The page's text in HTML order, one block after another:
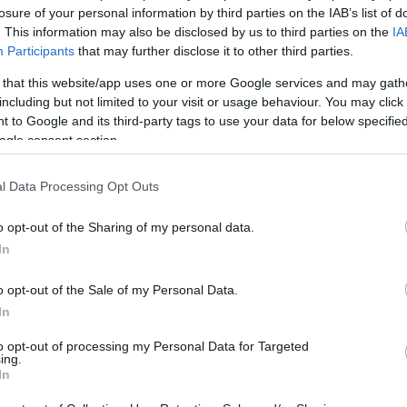
of your personal information by third parties on the IAB’s list of
This information may also be disclosed by us to third parties on the
Participants that may further disclose it to other third parties.
that this website/app uses one or more Google services and may
but not limited to your visit or usage behaviour. You may
to Google and its third-party tags to use your data for below
consent section.
Data Processing Opt Outs
opt-out of the Sharing of my personal data.
opt-out of the Sale of my Personal Data.
opt-out of processing my Personal Data for Targeted
που δημοσιεύονται στο flight.com.gr εκφράζουν τους
απαραίτητα τον ιστότοπο. Απαγορεύεται η αναδημοσίευση
Σε αντίθετη περίπτωση θα λαμβάνονται νομικά μέτρα. Ο
το δικαίωμα ελέγχου των σχολίων, τα οποία εκφράζουν
τους.